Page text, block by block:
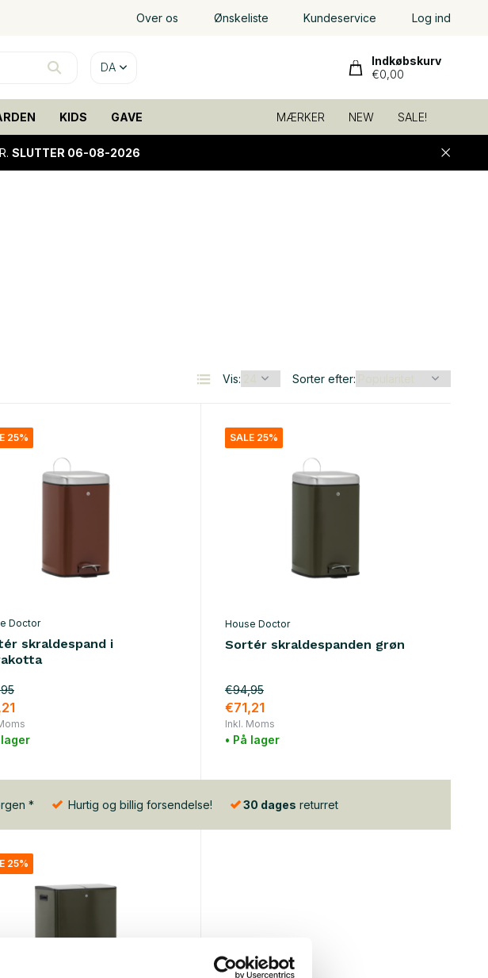
Over os Ønskeliste Kundeservice Log ind
DA
Indkøbskurv
€0,00
KIDS GAVE MÆRKER NEW SALE!
SLUTTER 06-08-2026
Vis: Sorter efter:
25%
Doctor
skraldespand i
lager
SALE 25%
House Doctor
Sortér skraldespanden grøn
€94,95
€71,21
Inkl. Moms
• På lager
* Hurtig og billig forsendelse! 30 dages returret
25%